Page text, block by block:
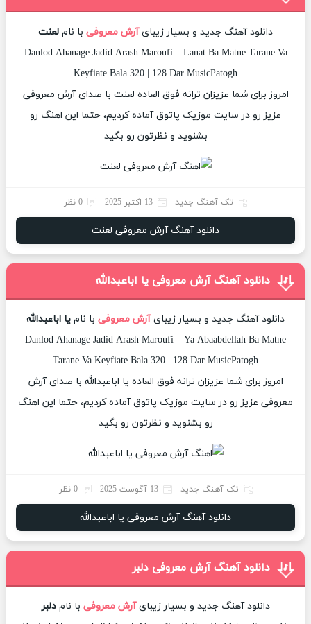
دانلود آهنگ جدید و بسیار زیبایآرش معروفی با نام لعنت
Danlod Ahanage Jadid Arash Maroufi – Lanat Ba Matne Tarane Va
Keyfiate Bala 320 | 128 Dar MusicPatogh
امروز برای شما عزیزان ترانه فوق العاده لعنت با صدای آرش معروفی
عزیز رو در سایت موزیک پاتوق آماده کردیم، حتما این اهنگ رو
بشنوید و نظرتون رو بگید
تک آهنگ جدید 13 اکتبر 2025 0 نظر
دانلود آهنگ آرش معروفی لعنت
دانلود آهنگ آرش معروفی یا اباعبدالله
دانلود آهنگ جدید و بسیار زیبایآرش معروفی با نام یا اباعبدالله
Danlod Ahanage Jadid Arash Maroufi – Ya Abaabdellah Ba Matne
Tarane Va Keyfiate Bala 320 | 128 Dar MusicPatogh
امروز برای شما عزیزان ترانه فوق العاده یا اباعبدالله با صدای آرش
معروفی عزیز رو در سایت موزیک پاتوق آماده کردیم، حتما این اهنگ
رو بشنوید و نظرتون رو بگید
تک آهنگ جدید 13 آگوست 2025 0 نظر
دانلود آهنگ آرش معروفی یا اباعبدالله
دانلود آهنگ آرش معروفی دلبر
دانلود آهنگ جدید و بسیار زیبایآرش معروفی با نامدلبر